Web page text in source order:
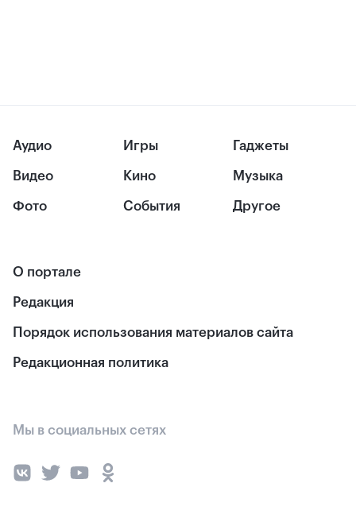
Аудио
Видео
Фото
Игры
Кино
События
Гаджеты
Музыка
Другое
О портале
Редакция
Порядок использования материалов сайта
Редакционная политика
Мы в социальных сетях